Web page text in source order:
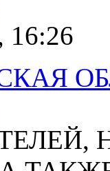
16:26